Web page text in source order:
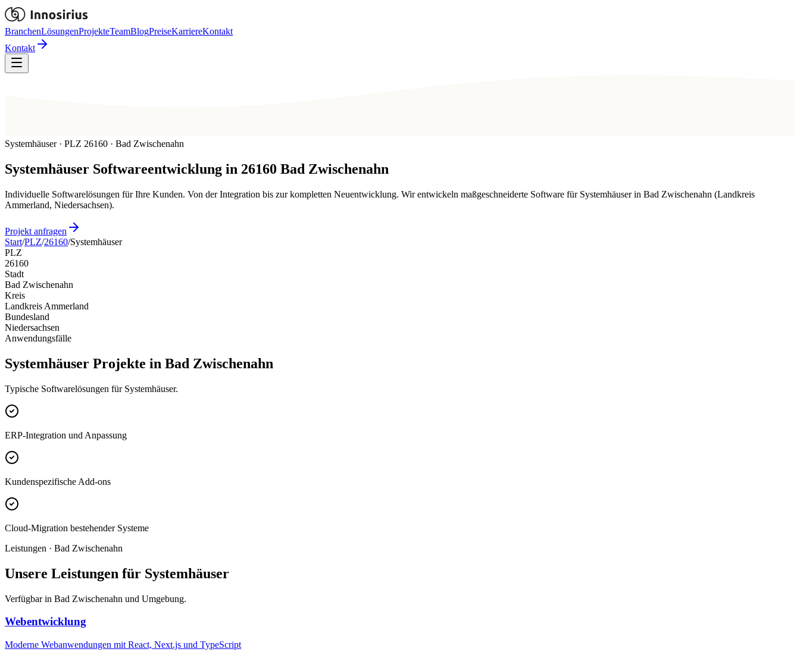
BranchenLösungenProjekteTeamBlogPreiseKarriereKontakt
Kontakt
Systemhäuser · PLZ 26160 · Bad Zwischenahn
Systemhäuser Softwareentwicklung in 26160 Bad Zwischenahn
Individuelle Softwarelösungen für Ihre Kunden. Von der Integration bis zur kompletten Neuentwicklung. Wir entwickeln maßgeschneiderte Software für Systemhäuser in Bad Zwischenahn (Landkreis
Ammerland, Niedersachsen).
Projekt anfragen
Start/PLZ/26160/Systemhäuser
PLZ
26160
Stadt
Bad Zwischenahn
Kreis
Landkreis Ammerland
Bundesland
Niedersachsen
Anwendungsfälle
Systemhäuser Projekte in Bad Zwischenahn
Typische Softwarelösungen für Systemhäuser.
ERP-Integration und Anpassung
Kundenspezifische Add-ons
Cloud-Migration bestehender Systeme
Leistungen · Bad Zwischenahn
Unsere Leistungen für Systemhäuser
Verfügbar in Bad Zwischenahn und Umgebung.
Webentwicklung
Moderne Webanwendungen mit React, Next.js und TypeScript